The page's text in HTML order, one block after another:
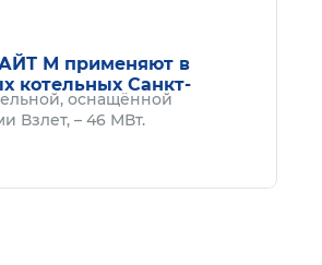
М применяют в
котельных Санкт-
оснащённой
Взлет, – 46 МВт.